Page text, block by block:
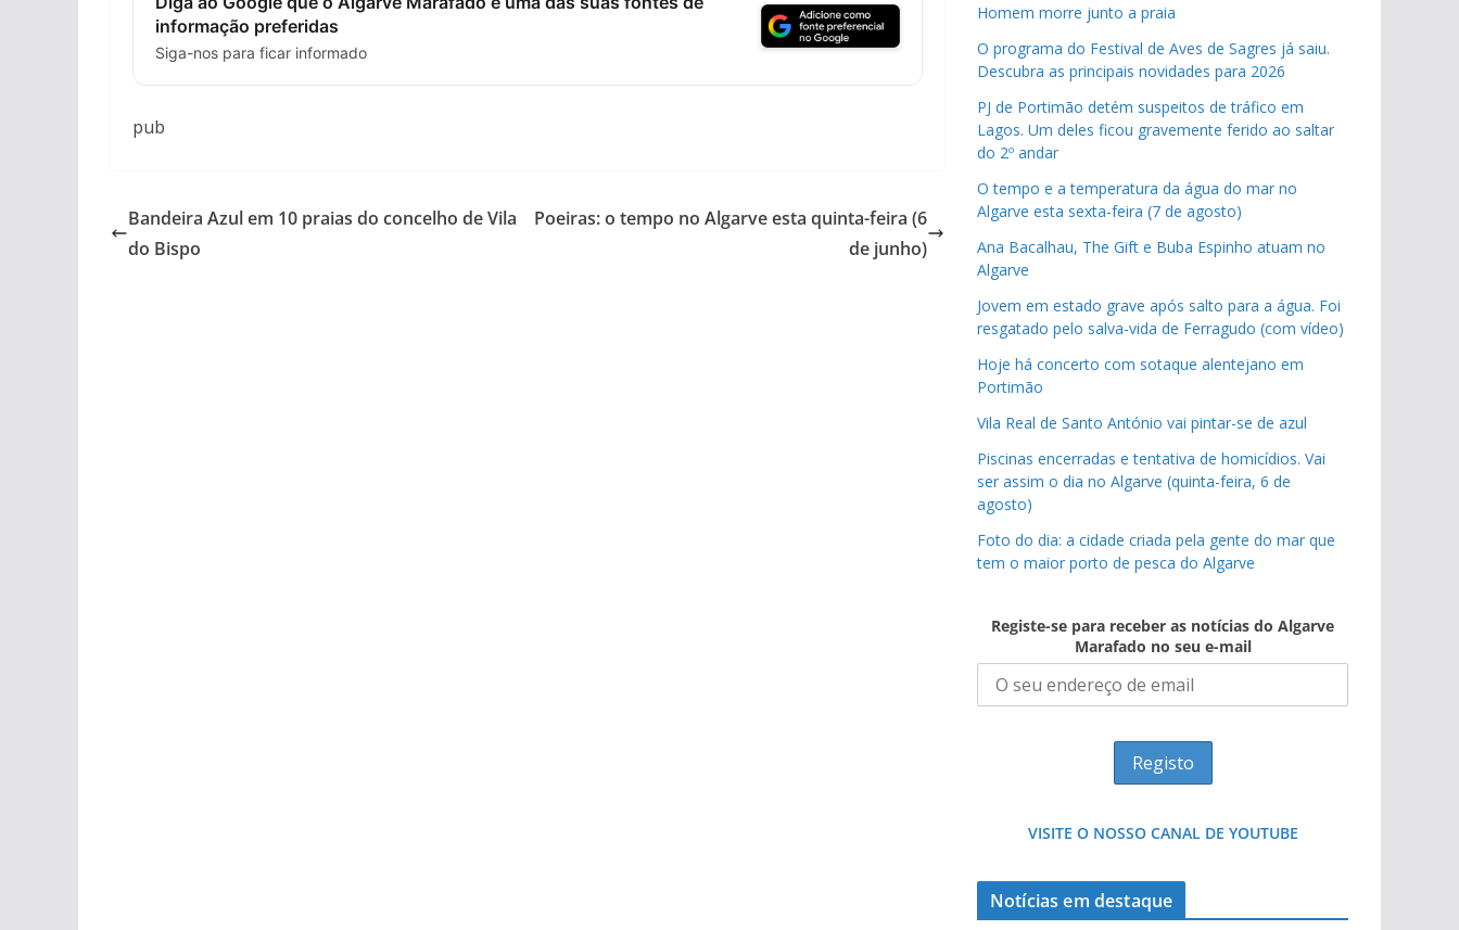
informação preferidas
Siga-nos para ficar informado
pub
Bandeira Azul em 10 praias do concelho de Vila
do Bispo
Poeiras: o tempo no Algarve esta quinta-feira (6
de junho)
Homem morre junto a praia
O programa do Festival de Aves de Sagres já saiu.
Descubra as principais novidades para 2026
PJ de Portimão detém suspeitos de tráfico em
Lagos. Um deles ficou gravemente ferido ao saltar
do 2º andar
O tempo e a temperatura da água do mar no
Algarve esta sexta-feira (7 de agosto)
Ana Bacalhau, The Gift e Buba Espinho atuam no
Algarve
Jovem em estado grave após salto para a água. Foi
resgatado pelo salva-vida de Ferragudo (com vídeo)
Hoje há concerto com sotaque alentejano em
Portimão
Vila Real de Santo António vai pintar-se de azul
Piscinas encerradas e tentativa de homicídios. Vai
ser assim o dia no Algarve (quinta-feira, 6 de
agosto)
Foto do dia: a cidade criada pela gente do mar que
tem o maior porto de pesca do Algarve
Registe-se para receber as notícias do Algarve
Marafado no seu e-mail
VISITE O NOSSO CANAL DE YOUTUBE
Notícias em destaque